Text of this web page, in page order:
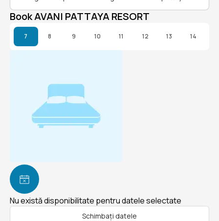
Book AVANI PATTAYA RESORT
7 8 9 10 11 12 13 14
Nu există disponibilitate pentru datele selectate
Schimbați datele